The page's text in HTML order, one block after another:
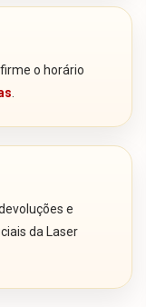
o horário
e
da Laser